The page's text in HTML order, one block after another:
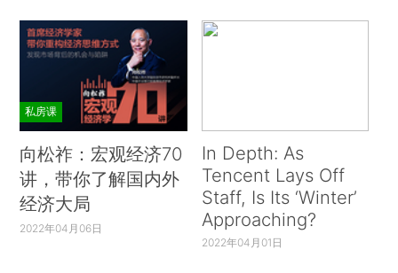
私房课
向松祚：宏观经济70
讲，带你了解国内外
经济大局
2022年04月06日
In Depth: As
Tencent Lays Off
Staff, Is Its ‘Winter’
Approaching?
2022年04月01日